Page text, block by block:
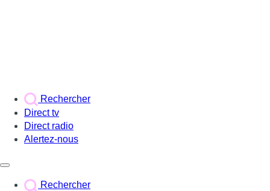
Rechercher
Direct tv
Direct radio
Alertez-nous
Rechercher